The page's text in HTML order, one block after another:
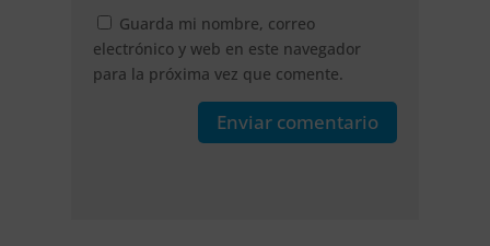
Guarda mi nombre, correo
electrónico y web en este navegador
para la próxima vez que comente.
Enviar comentario